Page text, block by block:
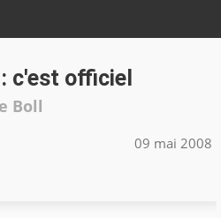
c'est officiel
Boll
09 mai 2008